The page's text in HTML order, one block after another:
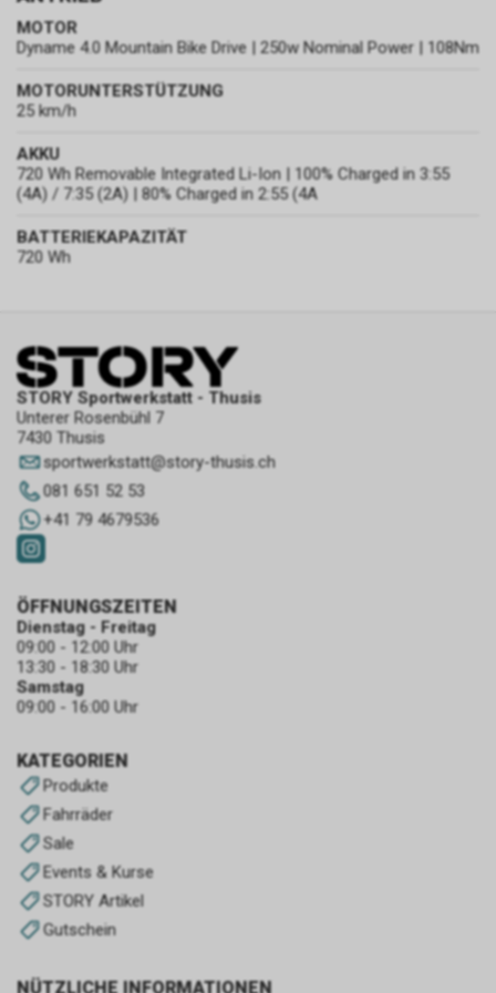
MOTOR
Dyname 4.0 Mountain Bike Drive | 250w Nominal Power | 108Nm
MOTORUNTERSTÜTZUNG
25 km/h
AKKU
720 Wh Removable Integrated Li-Ion | 100% Charged in 3:55
(4A) / 7:35 (2A) | 80% Charged in 2:55 (4A
BATTERIEKAPAZITÄT
720 Wh
STORY Sportwerkstatt - Thusis
Unterer Rosenbühl 7
7430 Thusis
sportwerkstatt@story-thusis.ch
081 651 52 53
+41 79 4679536
KATEGORIEN
Produkte
Fahrräder
Sale
Events & Kurse
STORY Artikel
Gutschein
NÜTZLICHE INFORMATIONEN
ÖFFNUNGSZEITEN
Dienstag - Freitag
09:00 - 12:00 Uhr
13:30 - 18:30 Uhr
Samstag
09:00 - 16:00 Uhr